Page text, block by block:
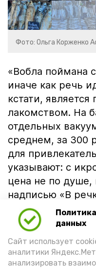
данных
Сайт использует
аналитики
анализировать
Фото: Ольга Корженко
«Вобла поймана
иначе как речь
кстати,
лакомством. На
отдельных
среднем, за 300
для
указывают: с
цена не по душе,
надписью «В